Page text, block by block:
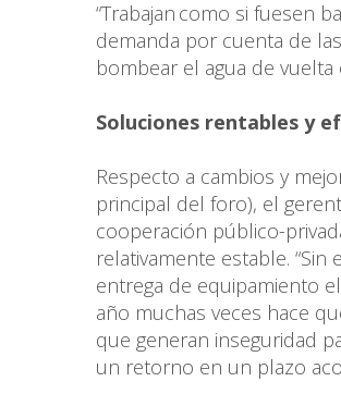
“Trabajan como si fuesen
demanda por cuenta de
bombear el agua de
Soluciones rentables y
Respecto a cambios y
principal del foro), el
cooperación público-
relativamente estable.
entrega de equipamiento
año muchas veces hace
que generan inseguridad
un retorno en un plazo